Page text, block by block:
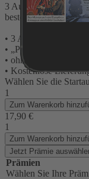
3 Ausgaben Print +
bestellen und Vorteile
• 3 Ausgaben ohne
• „Plus“ = Zugriff auf
• ohne Risko – nach
• Kostenlose
Wählen Sie die
1
Zum Warenkorb
17,90 €
1
Zum Warenkorb
Jetzt Prämie
Prämien
Wählen Sie Ihre